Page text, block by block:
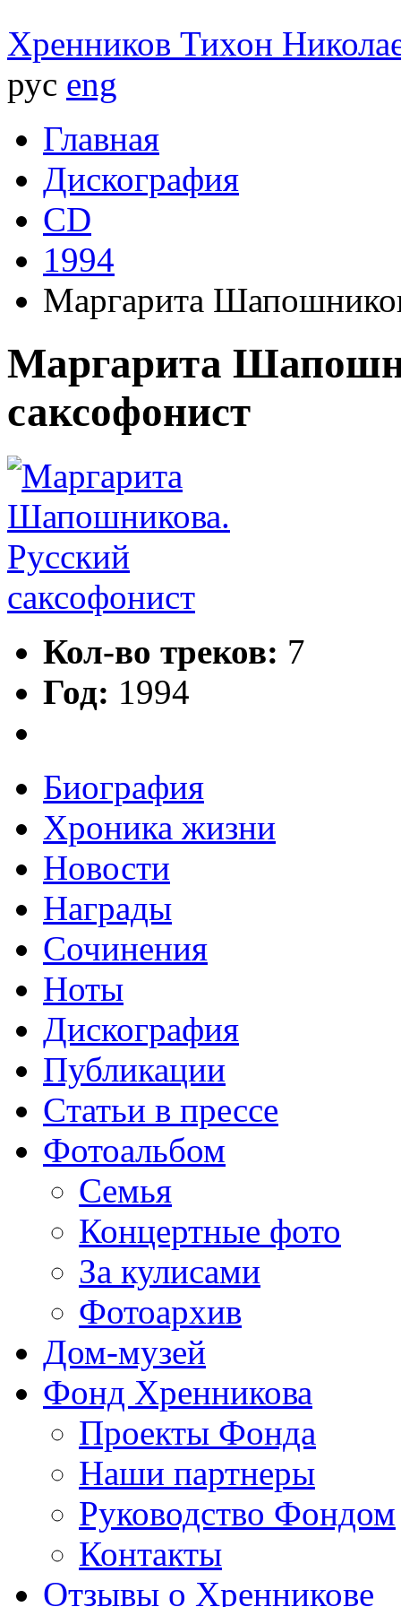
Хренников Тихон
рус eng
Главная
Дискография
CD
1994
Маргарита
Маргарита
саксофонист
Кол-во треков: 7
Год: 1994
Биография
Хроника жизни
Новости
Награды
Сочинения
Ноты
Дискография
Публикации
Cтатьи в прессе
Фотоальбом
Семья
Концертные фото
За кулисами
Фотоархив
Дом-музей
Фонд Хренникова
Проекты Фонда
Наши партнеры
Руководство Фондом
Контакты
Отзывы о Хренникове